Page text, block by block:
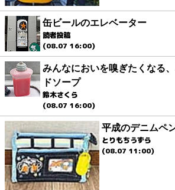
缶ビールのエレベーター
読者投稿
(08.07 16:00)
みんなにおいを嗅ぎたくなる
ドソープ
鈴木さくら
(08.07 16:00)
平成のデニムペ
とりもちうずら
(08.07 11:00)